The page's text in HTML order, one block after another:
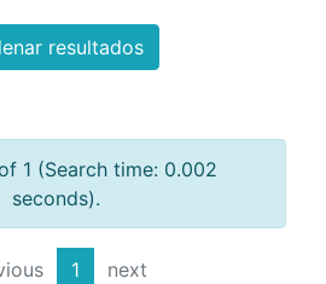
resultados
1 (Search time: 0.002
seconds).
1 next